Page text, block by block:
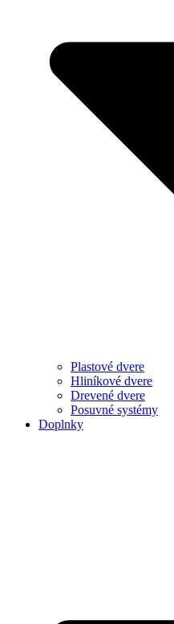
Plastové dvere
Hliníkové dvere
Drevené dvere
Posuvné systémy
Doplnky